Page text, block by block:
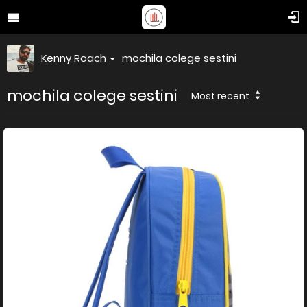
Kenny Roach mochila colege sestini
mochila colege sestini Most recent